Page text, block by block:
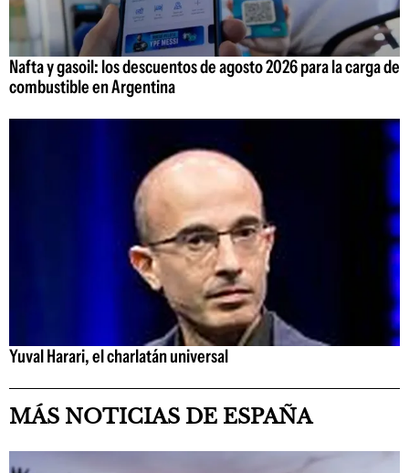
Nafta y gasoil: los descuentos de agosto 2026 para la carga de
combustible en Argentina
Yuval Harari, el charlatán universal
MÁS NOTICIAS DE ESPAÑA